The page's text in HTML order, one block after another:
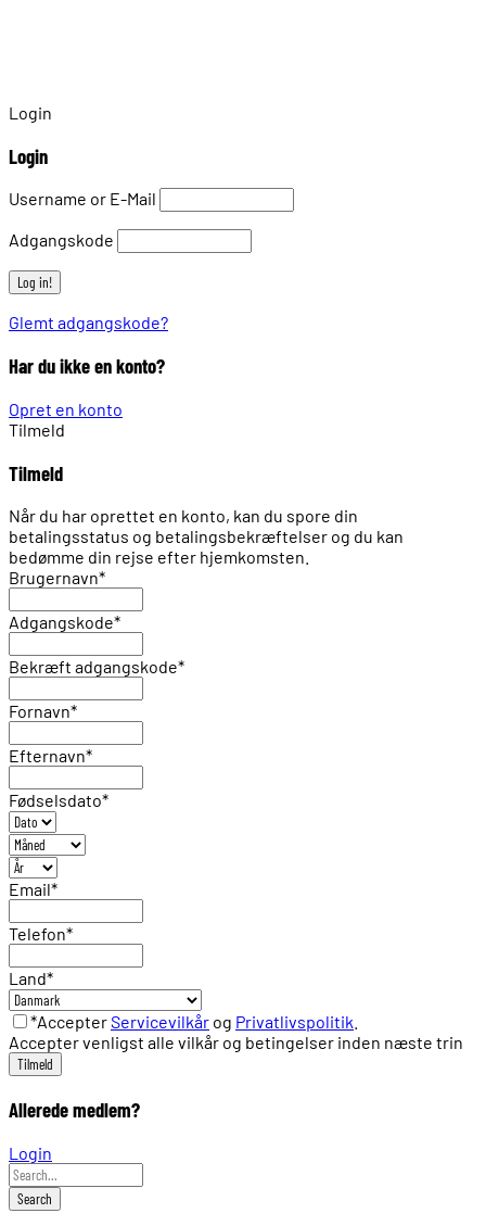
Login
Login
Username or E-Mail
Adgangskode
Glemt adgangskode?
Har du ikke en konto?
Opret en konto
Tilmeld
Tilmeld
Når du har oprettet en konto, kan du spore din
betalingsstatus og betalingsbekræftelser og du kan
bedømme din rejse efter hjemkomsten.
Brugernavn*
Adgangskode*
Bekræft adgangskode*
Fornavn*
Efternavn*
Fødselsdato*
Email*
Telefon*
Land*
*AccepterServicevilkår og Privatlivspolitik
Accepter venligst alle vilkår og betingelser inden næste trin
Allerede medlem?
Login